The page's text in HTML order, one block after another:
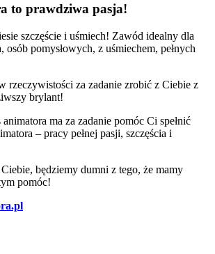
to prawdziwa pasja!
szczęście i uśmiech! Zawód idealny dla
osób pomysłowych, z uśmiechem, pełnych
rzeczywistości za zadanie zrobić z Ciebie z
brylant!
ma za zadanie pomóc Ci spełnić
– pracy pełnej pasji, szczęścia i
Ciebie, będziemy dumni z tego, że mamy
pomóc!